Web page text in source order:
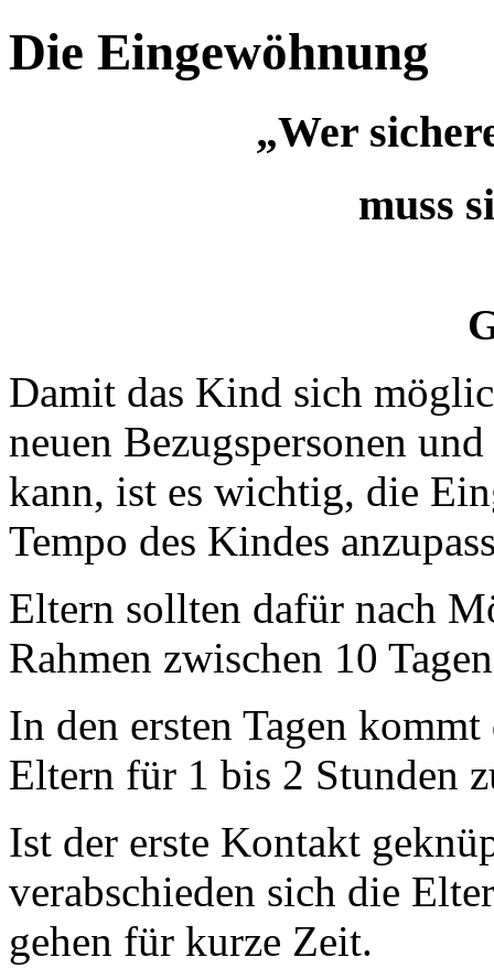
Die Eingewöhnung
„Wer
muss
Damit das Kind sich
neuen Bezugspersonen
kann, ist es wichtig, die
Tempo des Kindes
Eltern sollten dafür nach
Rahmen zwischen 10
In den ersten Tagen
Eltern für 1 bis 2 Stunden
Ist der erste Kontakt
verabschieden sich die
gehen für kurze Zeit.